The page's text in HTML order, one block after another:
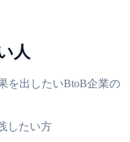
人
を出したいBtoB企業の
したい方